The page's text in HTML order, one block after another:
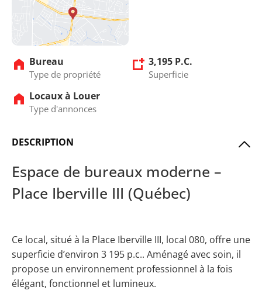
Bureau
Type de propriété
3,195 P.C.
Superficie
Locaux à Louer
Type d'annonces
DESCRIPTION
Espace de bureaux moderne –
Place Iberville III (Québec)
Ce local, situé à la Place Iberville III, local 080, offre une
superficie d’environ 3 195 p.c.. Aménagé avec soin, il
propose un environnement professionnel à la fois
élégant, fonctionnel et lumineux.